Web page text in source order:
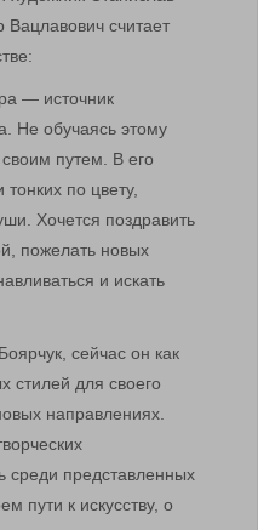
Вацлавович считает
— источник
Не обучаясь этому
путем. В его
по цвету,
Хочется поздравить
пожелать новых
и искать
сейчас он как
стилей для своего
направлениях.
среди представленных
пути к искусству, о